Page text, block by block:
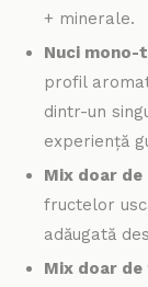
+ minerale.
Nuci mono-
profil
dintr-un
experiență
Mix doar
fructelor
adăugată
Mix doar